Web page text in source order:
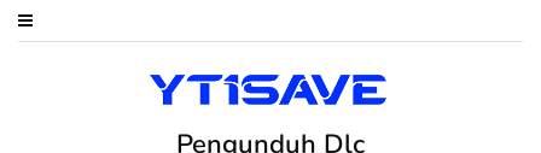
Pengunduh Dlc